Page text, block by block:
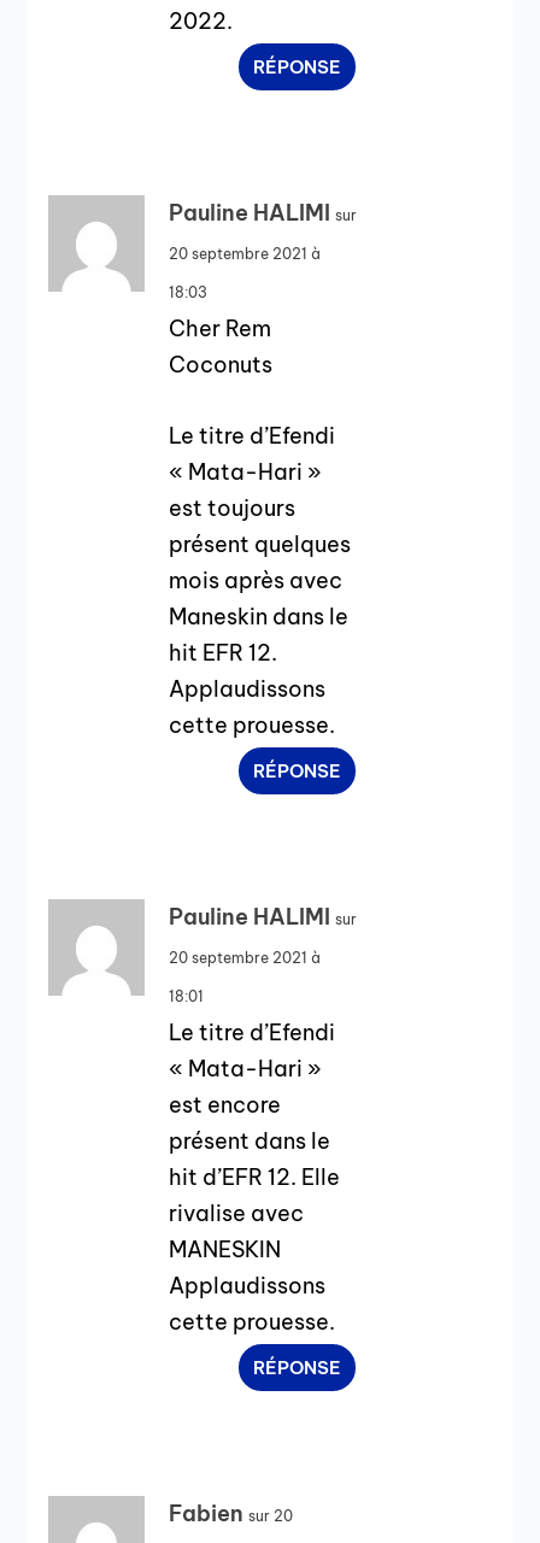
2022.
RÉPONSE
Pauline HALIMI sur
20 septembre 2021 à
18:03
Cher Rem
Coconuts
Le titre d’Efendi
« Mata-Hari »
est toujours
présent quelques
mois après avec
Maneskin dans le
hit EFR 12.
Applaudissons
cette prouesse.
RÉPONSE
Pauline HALIMI sur
20 septembre 2021 à
18:01
Le titre d’Efendi
« Mata-Hari »
est encore
présent dans le
hit d’EFR 12. Elle
rivalise avec
MANESKIN
Applaudissons
cette prouesse.
RÉPONSE
Fabien sur 20